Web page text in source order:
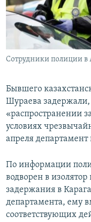
Сотрудники полиции в
Бывшего
Шураева задержали,
«распространении
условиях
апреля
По информации
водворен в
задержания в
департамента, ему
соответствующих